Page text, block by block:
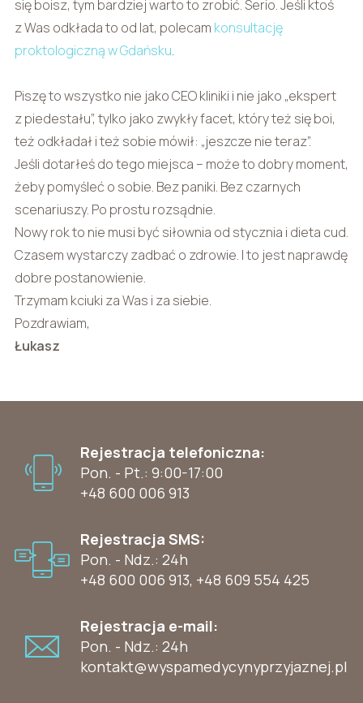
się boisz, tym bardziej warto to zrobić. Serio. Jeśli ktoś
z Was odkłada to od lat, polecam konsultację
proktologiczną w Gdańsku.
Piszę to wszystko nie jako CEO kliniki i nie jako „ekspert
z piedestału”, tylko jako zwykły facet, który też się boi,
też odkładał i też sobie mówił: „jeszcze nie teraz”.
Jeśli dotarłeś do tego miejsca – może to dobry moment,
żeby pomyśleć o sobie. Bez paniki. Bez czarnych
scenariuszy. Po prostu rozsądnie.
Nowy rok to nie musi być siłownia od stycznia i dieta cud.
Czasem wystarczy zadbać o zdrowie. I to jest naprawdę
dobre postanowienie.
Trzymam kciuki za Was i za siebie.
Pozdrawiam,
Łukasz
Rejestracja telefoniczna:
Pon. - Pt.: 9:00-17:00
+48 600 006 913
Rejestracja SMS:
Pon. - Ndz.: 24h
+48 600 006 913, +48 609 554 425
Rejestracja e-mail:
Pon. - Ndz.: 24h
kontakt@wyspamedycynyprzyjaznej.pl